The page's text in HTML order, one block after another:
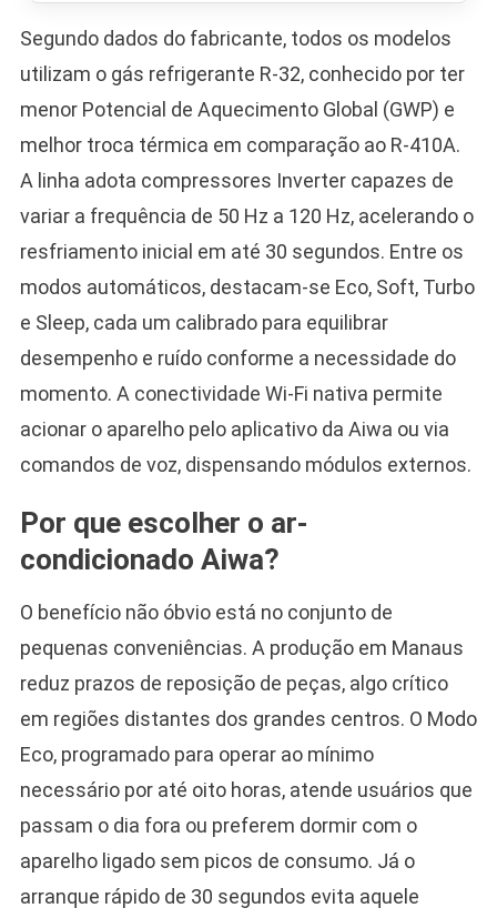
Segundo dados do fabricante, todos os modelos
utilizam o gás refrigerante R-32, conhecido por ter
menor Potencial de Aquecimento Global (GWP) e
melhor troca térmica em comparação ao R-410A.
A linha adota compressores Inverter capazes de
variar a frequência de 50 Hz a 120 Hz, acelerando o
resfriamento inicial em até 30 segundos. Entre os
modos automáticos, destacam-se Eco, Soft, Turbo
e Sleep, cada um calibrado para equilibrar
desempenho e ruído conforme a necessidade do
momento. A conectividade Wi-Fi nativa permite
acionar o aparelho pelo aplicativo da Aiwa ou via
comandos de voz, dispensando módulos externos.
Por que escolher o ar-
condicionado Aiwa?
O benefício não óbvio está no conjunto de
pequenas conveniências. A produção em Manaus
reduz prazos de reposição de peças, algo crítico
em regiões distantes dos grandes centros. O Modo
Eco, programado para operar ao mínimo
necessário por até oito horas, atende usuários que
passam o dia fora ou preferem dormir com o
aparelho ligado sem picos de consumo. Já o
arranque rápido de 30 segundos evita aquele